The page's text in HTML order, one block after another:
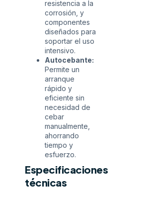
resistencia a la
corrosión, y
componentes
diseñados para
soportar el uso
intensivo.
Autocebante:
Permite un
arranque
rápido y
eficiente sin
necesidad de
cebar
manualmente,
ahorrando
tiempo y
esfuerzo.
Especificaciones
técnicas